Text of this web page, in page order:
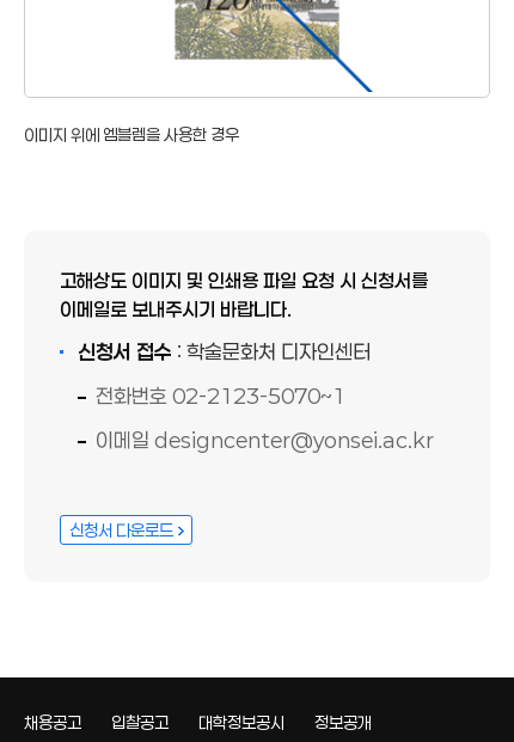
이미지 위에 엠블렘을 사용한 경우
고해상도 이미지 및 인쇄용 파일 요청 시 신청서를
이메일로 보내주시기 바랍니다.
신청서 접수 : 학술문화처 디자인센터
전화번호 02-2123-5070~1
이메일 designcenter@yonsei.ac.kr
신청서 다운로드
채용공고 입찰공고 대학정보공시
정보공개